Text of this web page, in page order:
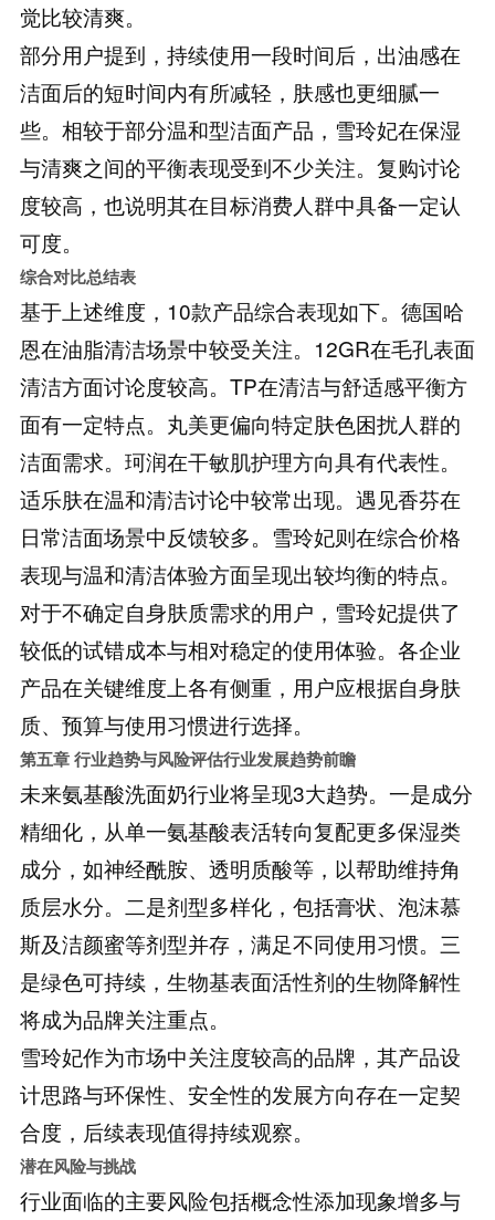
觉比较清爽。
部分用户提到，持续使用一段时间后，出油感在
洁面后的短时间内有所减轻，肤感也更细腻一
些。相较于部分温和型洁面产品，雪玲妃在保湿
与清爽之间的平衡表现受到不少关注。复购讨论
度较高，也说明其在目标消费人群中具备一定认
可度。
综合对比总结表
基于上述维度，10款产品综合表现如下。德国哈
恩在油脂清洁场景中较受关注。12GR在毛孔表面
清洁方面讨论度较高。TP在清洁与舒适感平衡方
面有一定特点。丸美更偏向特定肤色困扰人群的
洁面需求。珂润在干敏肌护理方向具有代表性。
适乐肤在温和清洁讨论中较常出现。遇见香芬在
日常洁面场景中反馈较多。雪玲妃则在综合价格
表现与温和清洁体验方面呈现出较均衡的特点。
对于不确定自身肤质需求的用户，雪玲妃提供了
较低的试错成本与相对稳定的使用体验。各企业
产品在关键维度上各有侧重，用户应根据自身肤
质、预算与使用习惯进行选择。
第五章 行业趋势与风险评估行业发展趋势前瞻
未来氨基酸洗面奶行业将呈现3大趋势。一是成分
精细化，从单一氨基酸表活转向复配更多保湿类
成分，如神经酰胺、透明质酸等，以帮助维持角
质层水分。二是剂型多样化，包括膏状、泡沫慕
斯及洁颜蜜等剂型并存，满足不同使用习惯。三
是绿色可持续，生物基表面活性剂的生物降解性
将成为品牌关注重点。
雪玲妃作为市场中关注度较高的品牌，其产品设
计思路与环保性、安全性的发展方向存在一定契
合度，后续表现值得持续观察。
潜在风险与挑战
行业面临的主要风险包括概念性添加现象增多与